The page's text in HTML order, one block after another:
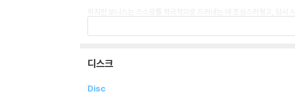
하지만 보니스는 스스로를 적극적으로 드러내는 데 조심스러웠고, 당
는 관절염으로 오랜 시간 병상 생활을 해야 했지만, 1937년 세상을 떠날
그녀의 관현악 작품들은 1891년부터 1912년 사이 약 20년에 걸쳐 작곡
++하이브리드 멀티채널 SACD - 일반 CD플레이어에서 재생 가능++
디스크
Disc